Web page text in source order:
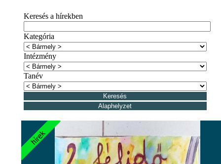
Keresés a hírekben
Kategória
Intézmény
Tanév